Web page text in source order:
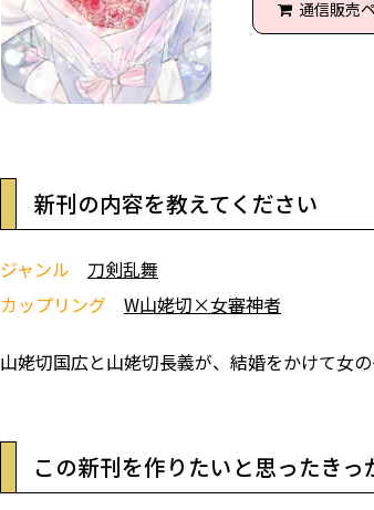
通信販売
新刊の内容を教えてください
ジャンル
刀剣乱舞
カップリング W山姥切×女審神者
山姥切国広と山姥切長義が、結婚をかけて女の
この新刊を作りたいと思ったきっ